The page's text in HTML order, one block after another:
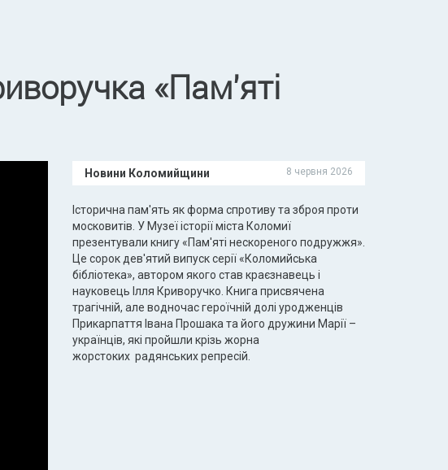
«Пам'яті
Новини Коломийщини 8 червня 2026
Історична пам'ять як форма спротиву та зброя проти
московитів. У Музеї історії міста Коломиї
презентували книгу «Пам'яті нескореного подружжя».
Це сорок дев'ятий випуск серії «Коломийська
бібліотека», автором якого став краєзнавець і
науковець Ілля Криворучко. Книга присвячена
трагічній, але водночас героїчній долі уродженців
Прикарпаття Івана Прошака та його дружини Марії –
українців, які пройшли крізь жорна
жорстоких радянських репресій.